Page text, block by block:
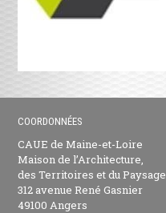
COORDONNÉES
CAUE de Maine-et-Loire
Maison de l’Architecture,
des Territoires et du Paysage
312 avenue René Gasnier
49100 Angers